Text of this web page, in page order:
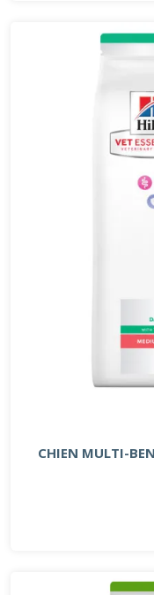
CHIEN MULTI-